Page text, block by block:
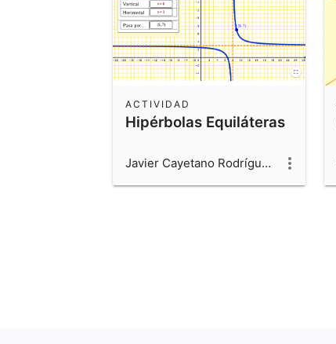
Hipérbolas Equiláteras
ACTIVIDAD
Javier Cayetano Rodríguez